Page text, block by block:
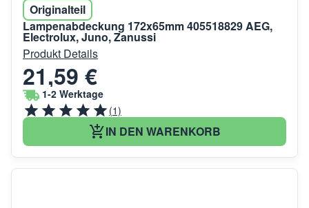
Originalteil
Lampenabdeckung 172x65mm 405518829 AEG,
Electrolux, Juno, Zanussi
Produkt Details
21,59 €
1-2 Werktage
(1)
IN DEN WARENKORB